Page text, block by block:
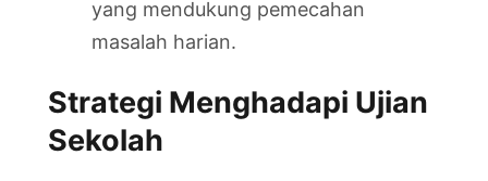
yang mendukung pemecahan
masalah harian.
Strategi Menghadapi Ujian
Sekolah